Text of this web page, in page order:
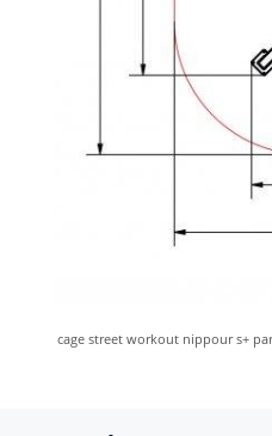
cage street workout nippour s+